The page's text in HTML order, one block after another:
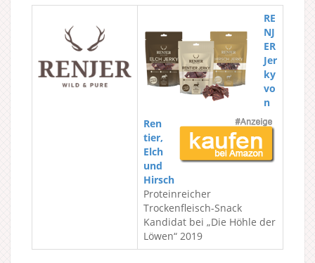
RE
NJ
ER
Jer
ky
vo
n
Ren
tier,
Elch
und
Hirsch
Proteinreicher
Trockenfleisch-Snack
Kandidat bei „Die Höhle der
Löwen“ 2019